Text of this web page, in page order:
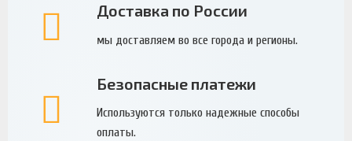
Доставка по России
мы доставляем во все города и регионы.
Безопасные платежи
Используются только надежные способы
оплаты.